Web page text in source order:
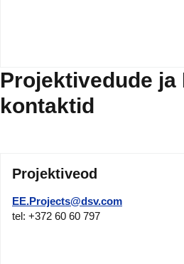
Projektivedude ja
kontaktid
Projektiveod
EE.Projects@dsv.com
tel: +372 60 60 797